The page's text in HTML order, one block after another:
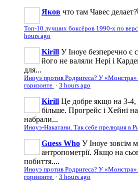
Яков что там Чавес
Топ-10 лучших боксёров 1990-х по
hours ago
Kirill У Іноуе безперечно є
його не валяли Нері і
для...
Иноуэ против Родригеса? У
горизонте · 3 hours ago
Kirill Це добре якщо на 3-4,
більше. Прогрейс і Хейні
набрали...
Иноуэ-Накатани. Так себе прелюдия в
Guess Who У Іноуе зовсім
антропометрії. Якщо на
побиття....
Иноуэ против Родригеса? У
горизонте · 3 hours ago